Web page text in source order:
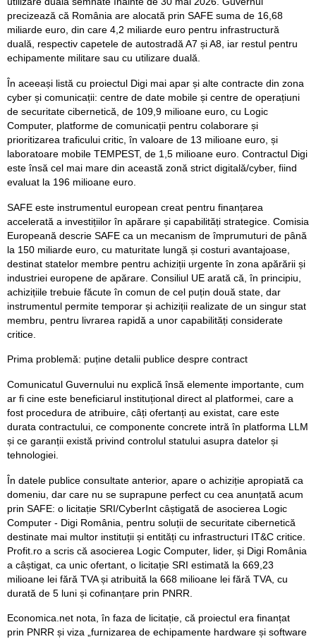
precizează că România are alocată prin SAFE suma de 16,68
miliarde euro, din care 4,2 miliarde euro pentru infrastructură
duală, respectiv capetele de autostradă A7 și A8, iar restul pentru
echipamente militare sau cu utilizare duală.
În aceeași listă cu proiectul Digi mai apar și alte contracte din zona
cyber și comunicații: centre de date mobile și centre de operațiuni
de securitate cibernetică, de 109,9 milioane euro, cu Logic
Computer, platforme de comunicații pentru colaborare și
prioritizarea traficului critic, în valoare de 13 milioane euro, și
laboratoare mobile TEMPEST, de 1,5 milioane euro. Contractul Digi
este însă cel mai mare din această zonă strict digitală/cyber, fiind
evaluat la 196 milioane euro.
SAFE este instrumentul european creat pentru finanțarea
accelerată a investițiilor în apărare și capabilități strategice. Comisia
Europeană descrie SAFE ca un mecanism de împrumuturi de până
la 150 miliarde euro, cu maturitate lungă și costuri avantajoase,
destinat statelor membre pentru achiziții urgente în zona apărării și
industriei europene de apărare. Consiliul UE arată că, în principiu,
achizițiile trebuie făcute în comun de cel puțin două state, dar
instrumentul permite temporar și achiziții realizate de un singur stat
membru, pentru livrarea rapidă a unor capabilități considerate
critice.
Prima problemă: puține detalii publice despre contract
Comunicatul Guvernului nu explică însă elemente importante, cum
ar fi cine este beneficiarul instituțional direct al platformei, care a
fost procedura de atribuire, câți ofertanți au existat, care este
durata contractului, ce componente concrete intră în platforma LLM
și ce garanții există privind controlul statului asupra datelor și
tehnologiei.
În datele publice consultate anterior, apare o achiziție apropiată ca
domeniu, dar care nu se suprapune perfect cu cea anunțată acum
prin SAFE: o licitație SRI/CyberInt câștigată de asocierea Logic
Computer - Digi România, pentru soluții de securitate cibernetică
destinate mai multor instituții și entități cu infrastructuri IT&C critice.
Profit.ro a scris că asocierea Logic Computer, lider, și Digi România
a câștigat, ca unic ofertant, o licitație SRI estimată la 669,23
milioane lei fără TVA și atribuită la 668 milioane lei fără TVA, cu
durată de 5 luni și cofinanțare prin PNRR.
Economica.net nota, în faza de licitație, că proiectul era finanțat
prin PNRR și viza „furnizarea de echipamente hardware și software